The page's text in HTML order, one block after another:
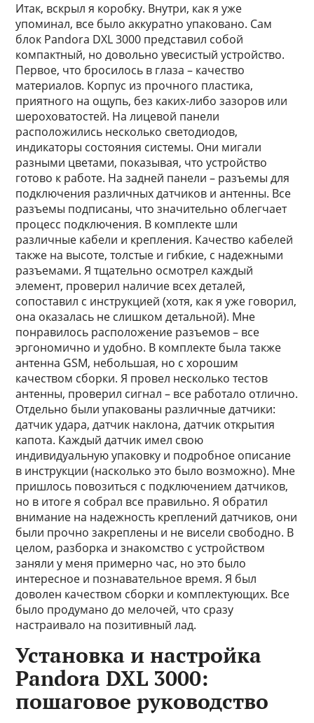
Итак, вскрыл я коробку. Внутри, как я уже
упоминал, все было аккуратно упаковано. Сам
блок Pandora DXL 3000 представил собой
компактный, но довольно увесистый устройство.
Первое, что бросилось в глаза – качество
материалов. Корпус из прочного пластика,
приятного на ощупь, без каких-либо зазоров или
шероховатостей. На лицевой панели
расположились несколько светодиодов,
индикаторы состояния системы. Они мигали
разными цветами, показывая, что устройство
готово к работе. На задней панели – разъемы для
подключения различных датчиков и антенны. Все
разъемы подписаны, что значительно облегчает
процесс подключения. В комплекте шли
различные кабели и крепления. Качество кабелей
также на высоте, толстые и гибкие, с надежными
разъемами. Я тщательно осмотрел каждый
элемент, проверил наличие всех деталей,
сопоставил с инструкцией (хотя, как я уже говорил,
она оказалась не слишком детальной). Мне
понравилось расположение разъемов – все
эргономично и удобно. В комплекте была также
антенна GSM, небольшая, но с хорошим
качеством сборки. Я провел несколько тестов
антенны, проверил сигнал – все работало отлично.
Отдельно были упакованы различные датчики:
датчик удара, датчик наклона, датчик открытия
капота. Каждый датчик имел свою
индивидуальную упаковку и подробное описание
в инструкции (насколько это было возможно). Мне
пришлось повозиться с подключением датчиков,
но в итоге я собрал все правильно. Я обратил
внимание на надежность креплений датчиков, они
были прочно закреплены и не висели свободно. В
целом, разборка и знакомство с устройством
заняли у меня примерно час, но это было
интересное и познавательное время. Я был
доволен качеством сборки и комплектующих. Все
было продумано до мелочей, что сразу
настраивало на позитивный лад.
Установка и настройка
Pandora DXL 3000:
пошаговое руководство